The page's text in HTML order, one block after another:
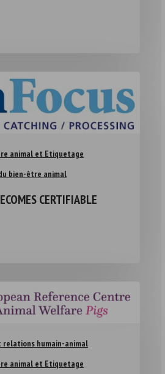
animal et Etiquetage
bien-être animal
CERTIFIABLE
relations humain-animal
animal et Etiquetage